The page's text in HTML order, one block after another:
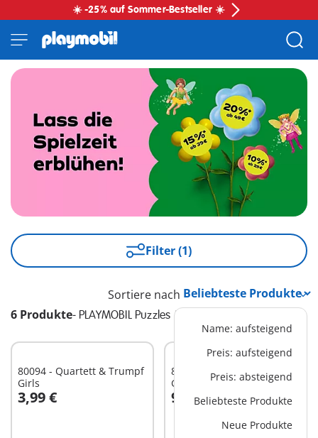
☀️ -25% auf Sommer-Bestseller ☀️
Filter (1)
6 Produkte- PLAYMOBIL Puzzles & Spiele
Sortiere nach
Name: aufsteigend
Preis: aufsteigend
Preis: absteigend
Beliebteste Produkte
Neue Produkte
80094 - Quartett & Trumpf
Girls
3,99 €
In den Warenkorb
80706 - Puzzle Super4 -
Gunpowder Island
9,49 €In den Warenkorb